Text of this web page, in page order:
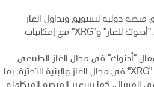
منصة دولية لتسويق وتداول الغاز
الطبيعي المسال في سوق أبوظبي العالمي، تجمع بين العمليات التسويقية لشركتَي "أدنوك للغاز" و"XRG" مع إمكانيات
"أدنوك" في مجال الغاز الطبيعي
المسال، بما في ذلك مشروع الرويس للغاز الطبيعي المسال والتوسع الدولي لأعمال "XRG" في مجال الغاز والبنية التحتية، بما